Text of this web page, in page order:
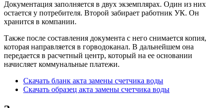
Документация заполняется в двух экземплярах. Один из них
остается у потребителя. Второй забирает работник УК. Он
хранится в компании.
Также после составления документа с него снимается копия,
которая направляется в горводоканал. В дальнейшем она
передается в расчетный центр, который на ее основании
начисляет коммунальные платежи.
Скачать бланк акта замены счетчика воды
Скачать образец акта замены счетчика воды